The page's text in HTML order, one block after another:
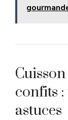
confits
astuces